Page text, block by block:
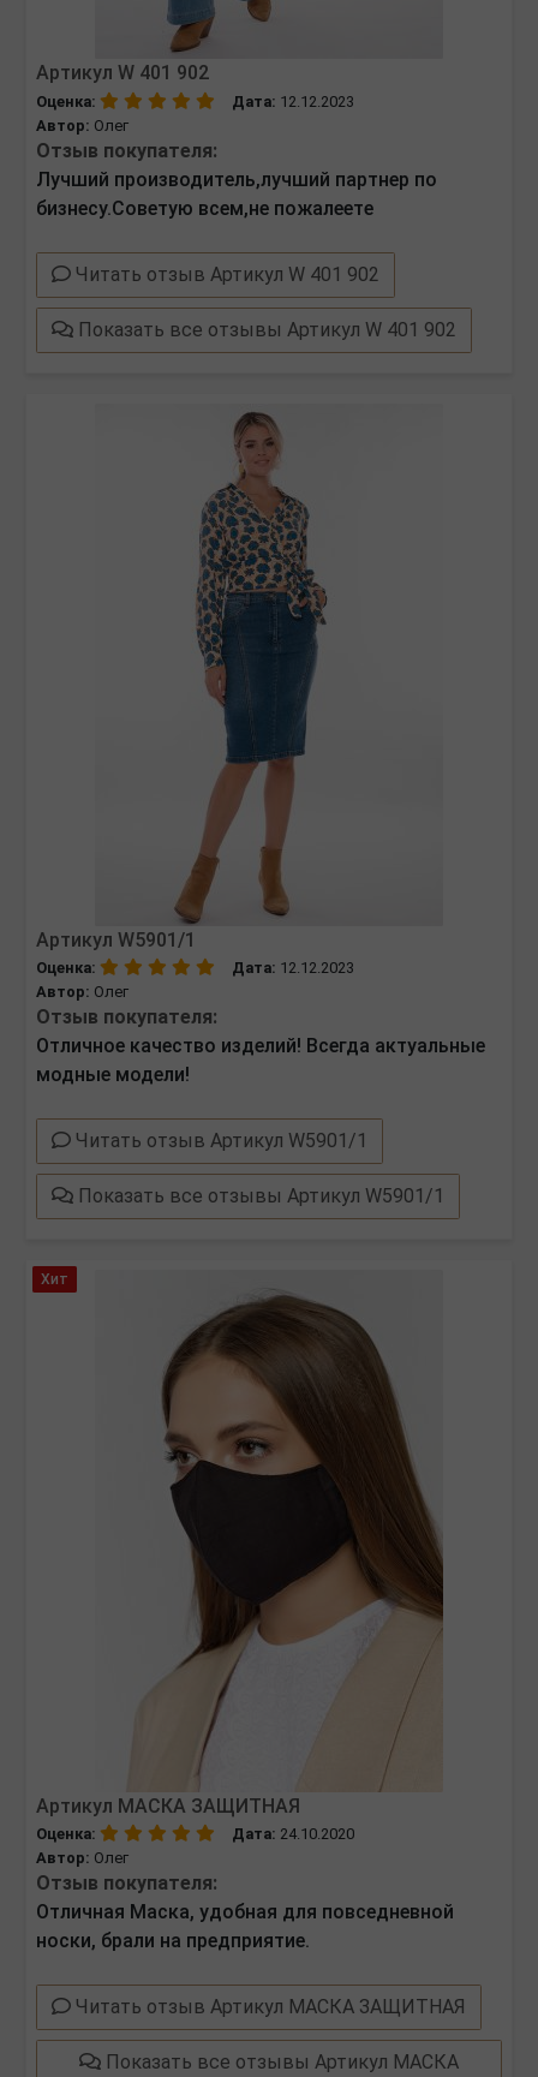
Артикул W 401 902
Оценка: Дата: 12.12.2023
Автор: Олег
Отзыв покупателя:
Лучший производитель,лучший партнер по
бизнесу.Советую всем,не пожалеете
Читать отзыв Артикул W 401 902
Показать все отзывы Артикул W 401 902
Артикул W5901/1
Оценка: Дата: 12.12.2023
Автор: Олег
Отзыв покупателя:
Отличное качество изделий! Всегда актуальные
модные модели!
Читать отзыв Артикул W5901/1
Показать все отзывы Артикул W5901/1
Хит
Артикул МАСКА ЗАЩИТНАЯ
Оценка: Дата: 24.10.2020
Автор: Олег
Отзыв покупателя:
Отличная Маска, удобная для повседневной
носки, брали на предприятие.
Читать отзыв Артикул МАСКА ЗАЩИТНАЯ
Показать все отзывы Артикул МАСКА